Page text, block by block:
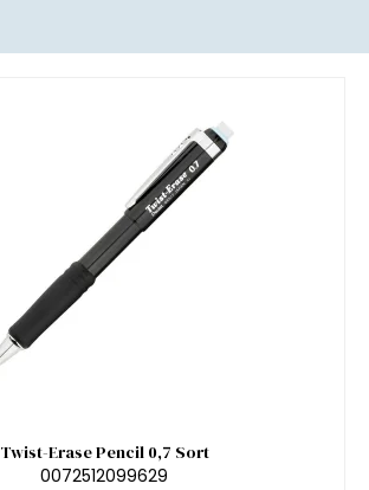
Twist-Erase Pencil 0,7 Sort
0072512099629